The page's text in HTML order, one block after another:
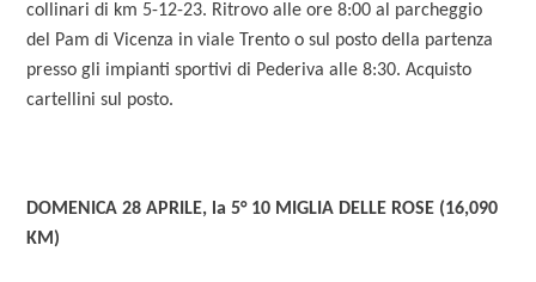
collinari di km 5-12-23. Ritrovo alle ore 8:00 al parcheggio
del Pam di Vicenza in viale Trento o sul posto della partenza
presso gli impianti sportivi di Pederiva alle 8:30. Acquisto
cartellini sul posto.
DOMENICA 28 APRILE, la 5° 10 MIGLIA DELLE ROSE (16,090
KM)